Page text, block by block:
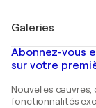
Banksy
Mr. Brainwash
Shepard Fairey
Tableaux
Peintures de
Estampes
Peintures
Galeries
Galeries d'art en
Galeries d'art
Abonnez-vous
sur votre
Nouvelles œuvres,
fonctionnalités